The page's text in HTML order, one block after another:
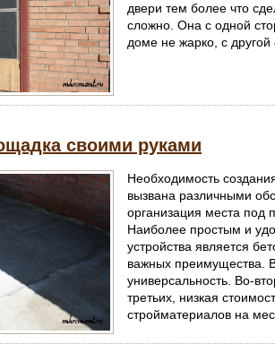
двери тем более что
сложно. Она с одной
доме не жарко, с
своими руками
Необходимость
вызвана различными
организация места под
Наиболее простым и
устройства является
важных преимущества.
универсальность. Во-
третьих, низкая
стройматериалов на